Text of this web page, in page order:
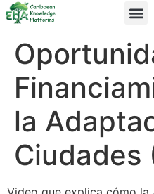
la
Ciudades